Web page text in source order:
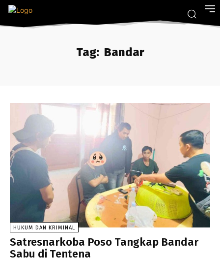
Tag: Bandar
HUKUM DAN KRIMINAL
Satresnarkoba Poso Tangkap Bandar
Sabu di Tentena